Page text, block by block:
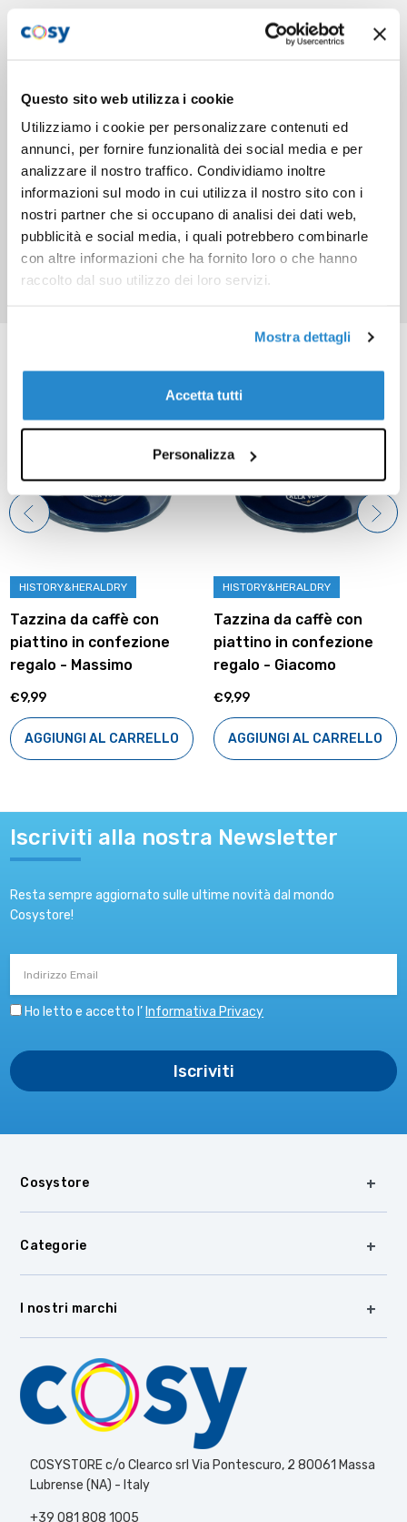
Questo sito web utilizza i cookie
Utilizziamo i cookie per personalizzare contenuti ed
annunci, per fornire funzionalità dei social media e per
analizzare il nostro traffico. Condividiamo inoltre
informazioni sul modo in cui utilizza il nostro sito con i
nostri partner che si occupano di analisi dei dati web,
pubblicità e social media, i quali potrebbero combinarle
con altre informazioni che ha fornito loro o che hanno
raccolto dal suo utilizzo dei loro servizi.
Mostra dettagli
Accetta tutti
Personalizza
HISTORY&HERALDRY
Tazzina da caffè con
piattino in confezione
regalo - Massimo
€9,99
AGGIUNGI AL CARRELLO
HISTORY&HERALDRY
Tazzina da caffè con
piattino in confezione
regalo - Giacomo
€9,99
AGGIUNGI AL CARRELLO
Iscriviti alla nostra Newsletter
Resta sempre aggiornato sulle ultime novità dal mondo
Cosystore!
Ho letto e accetto l’ Informativa Privacy
Cosystore
Categorie
I nostri marchi
COSYSTORE c/o Clearco srl Via Pontescuro, 2 80061 Massa
Lubrense (NA) - Italy
+39 081 808 1005